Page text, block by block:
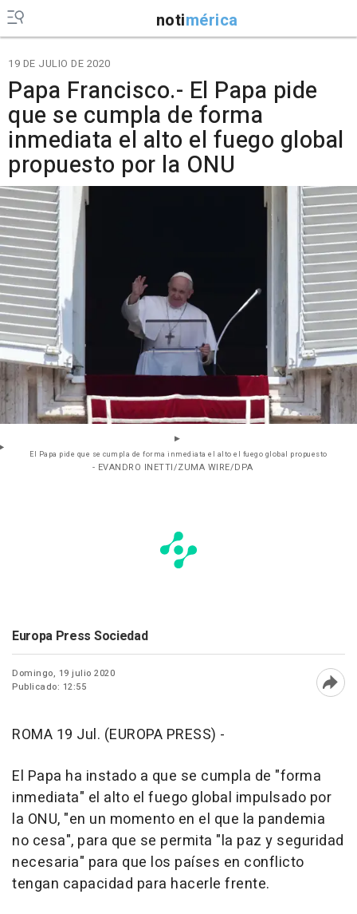
notimérica
19 DE JULIO DE 2020
Papa Francisco.- El Papa pide
que se cumpla de forma
inmediata el alto el fuego global
propuesto por la ONU
El Papa pide que se cumpla de forma inmediata el alto el fuego global propuesto
- EVANDRO INETTI/ZUMA WIRE/DPA
Europa Press Sociedad
Domingo, 19 julio 2020
Publicado: 12:55
ROMA 19 Jul. (EUROPA PRESS) -
El Papa ha instado a que se cumpla de "forma
inmediata" el alto el fuego global impulsado por
la ONU, "en un momento en el que la pandemia
no cesa", para que se permita "la paz y seguridad
necesaria" para que los países en conflicto
tengan capacidad para hacerle frente.